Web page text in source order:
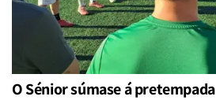
O Sénior súmase á pretempada